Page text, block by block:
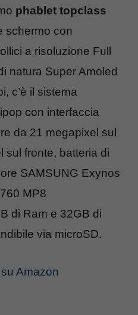
phablet topclass
schermo con
a risoluzione Full
natura Super Amoled
c’è il sistema
con interfaccia
da 21 megapixel sul
sul fronte, batteria di
SAMSUNG Exynos
MP8
di Ram e 32GB di
via microSD.
Amazon